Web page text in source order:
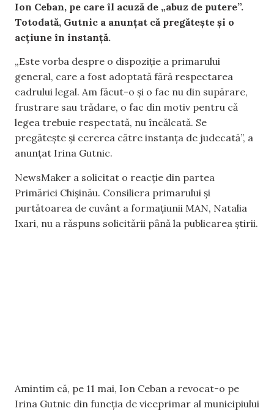
Ion Ceban, pe care îl acuză de „abuz de putere”.
Totodată, Gutnic a anunțat că pregătește și o
acțiune în instanță.
„Este vorba despre o dispoziție a primarului
general, care a fost adoptată fără respectarea
cadrului legal. Am făcut-o și o fac nu din supărare,
frustrare sau trădare, o fac din motiv pentru că
legea trebuie respectată, nu încălcată. Se
pregătește și cererea către instanța de judecată”, a
anunțat Irina Gutnic.
NewsMaker a solicitat o reacție din partea
Primăriei Chișinău. Consiliera primarului și
purtătoarea de cuvânt a formațiunii MAN, Natalia
Ixari, nu a răspuns solicitării până la publicarea știrii.
Amintim că, pe 11 mai, Ion Ceban a revocat-o pe
Irina Gutnic din funcția de viceprimar al municipiului